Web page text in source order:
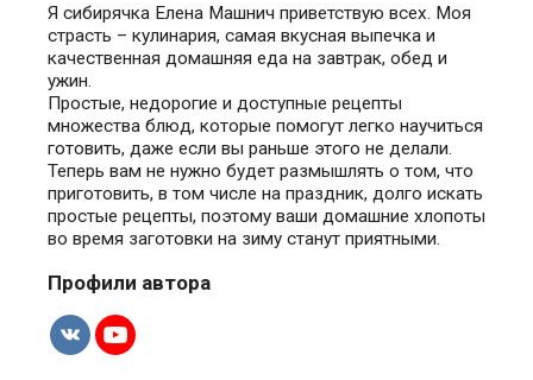
Я сибирячка Елена Машнич приветствую всех. Моя
страсть – кулинария, самая вкусная выпечка и
качественная домашняя еда на завтрак, обед и
ужин.
Простые, недорогие и доступные рецепты
множества блюд, которые помогут легко научиться
готовить, даже если вы раньше этого не делали.
Теперь вам не нужно будет размышлять о том, что
приготовить, в том числе на праздник, долго искать
простые рецепты, поэтому ваши домашние хлопоты
во время заготовки на зиму станут приятными.
Профили автора